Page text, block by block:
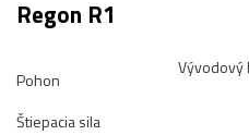
Regon R1
Pohon
Vývodový
Štiepacia sila